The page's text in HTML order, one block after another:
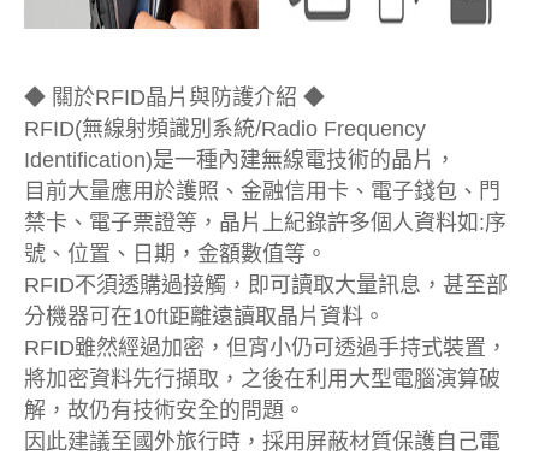
◆ 關於RFID晶片與防護介紹 ◆
RFID(無線射頻識別系統/Radio Frequency
Identification)是一種內建無線電技術的晶片，
目前大量應用於護照、金融信用卡、電子錢包、門
禁卡、電子票證等，晶片上紀錄許多個人資料如:序
號、位置、日期，金額數值等。
RFID不須透購過接觸，即可讀取大量訊息，甚至部
分機器可在10ft距離遠讀取晶片資料。
RFID雖然經過加密，但宵小仍可透過手持式裝置，
將加密資料先行擷取，之後在利用大型電腦演算破
解，故仍有技術安全的問題。
因此建議至國外旅行時，採用屏蔽材質保護自己電